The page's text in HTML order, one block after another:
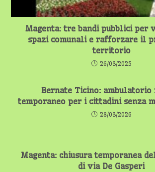
Magenta: tre bandi pubblici per
spazi comunali e rafforzare il
territorio
26/03/2025
Bernate Ticino: ambulatorio
temporaneo per i cittadini senza
28/03/2026
Magenta: chiusura temporanea
di via De Gasperi